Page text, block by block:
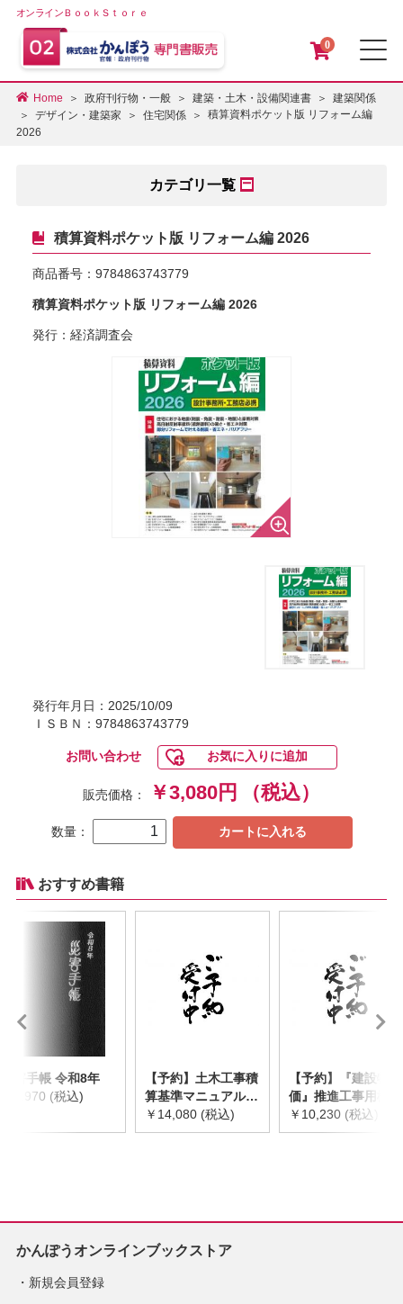
オンラインＢｏｏｋＳｔｏｒｅ
0
Home 政府刊行物・一般 建築・土木・設備関連書
建築関係
デザイン・建築家
住宅関係
積算資料ポケット版 リフォーム編
2026
カテゴリ一覧
積算資料ポケット版 リフォーム編 2026
商品番号： 9784863743779
積算資料ポケット版 リフォーム編 2026
発行：経済調査会
発行年月日：2025/10/09
ＩＳＢＮ：9784863743779
お問い合わせ お気に入りに追加
販売価格： ￥3,080円 （税込）
数量： カートに入れる
おすすめ書籍
災害手帳 令和8年
￥2,970 (税込)
【予約】土木工事積
算基準マニュアル
令和8年度版
※2026年8月下旬発
￥14,080 (税込)
【予約】『建設物
価』推進工事用機械
器具等基礎価格表
2026年度版
￥10,230 (税込)
かんぽうオンラインブックストア
新規会員登録